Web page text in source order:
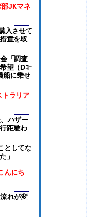
部JKマネ
入させて
置を取
「調査
望（Dｺｰ
船に乗せ
トラリア
、ハザー
距離わ
としてな
」
んにち
れが変